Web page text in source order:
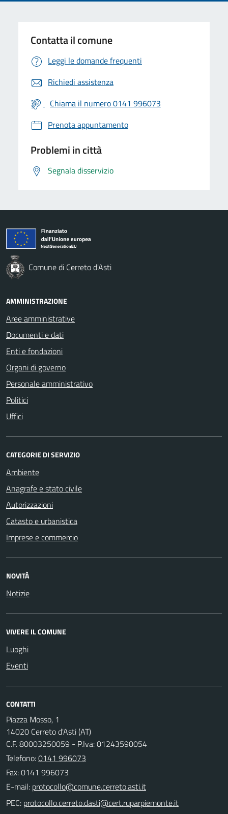
Contatta il comune
Leggi le domande frequenti
Richiedi assistenza
Chiama il numero 0141 996073
Prenota appuntamento
Problemi in città
Segnala disservizio
Comune di Cerreto d'Asti
AMMINISTRAZIONE
Aree amministrative
Documenti e dati
Enti e fondazioni
Organi di governo
Personale amministrativo
Politici
Uffici
CATEGORIE DI SERVIZIO
Ambiente
Anagrafe e stato civile
Autorizzazioni
Catasto e urbanistica
Imprese e commercio
NOVITÀ
Notizie
VIVERE IL COMUNE
Luoghi
Eventi
CONTATTI
Piazza Mosso, 1
14020 Cerreto d'Asti (AT)
C.F. 80003250059 - P.Iva: 01243590054
Telefono:0141 996073
Fax: 0141 996073
E-mail:
PEC: